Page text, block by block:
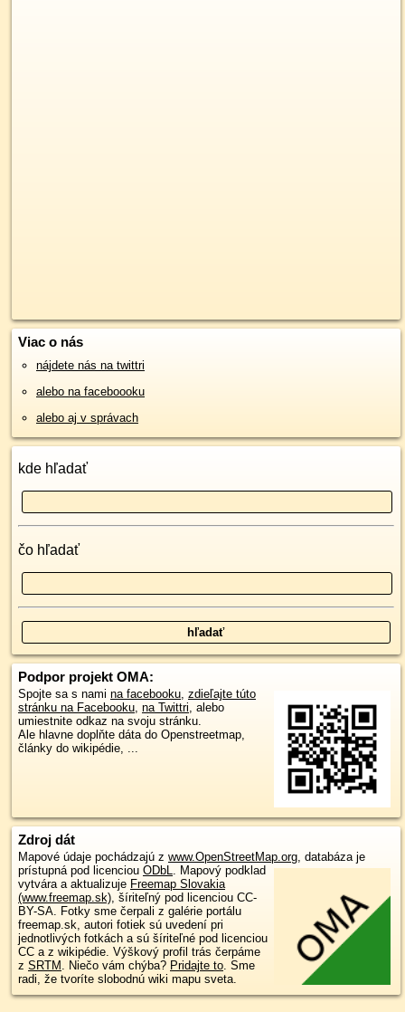
Viac o nás
nájdete nás na twittri
alebo na faceboooku
alebo aj v správach
kde hľadať
čo hľadať
Podpor projekt OMA:
Spojte sa s nami na facebooku, zdieľajte túto
stránku na Facebooku, na Twittri, alebo
umiestnite odkaz na svoju stránku.
Ale hlavne doplňte dáta do Openstreetmap,
články do wikipédie, ...
Zdroj dát
Mapové údaje pochádzajú z www.OpenStreetMap.org, databáza je
prístupná pod licenciou ODbL. Mapový podklad
vytvára a aktualizuje Freemap Slovakia
(www.freemap.sk), šíriteľný pod licenciou CC-
BY-SA. Fotky sme čerpali z galérie portálu
freemap.sk, autori fotiek sú uvedení pri
jednotlivých fotkách a sú šíriteľné pod licenciou
CC a z wikipédie. Výškový profil trás čerpáme
z SRTM . Niečo vám chýba? Pridajte to. Sme
radi, že tvoríte slobodnú wiki mapu sveta.